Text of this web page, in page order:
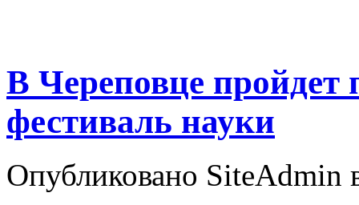
В Череповце
фестиваль науки
Опубликовано